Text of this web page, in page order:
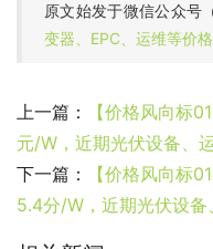
原文始发于微信公众号
变器、EPC、运维等价
上一篇：
【价格风向标
元/W，近期光伏设备、
下一篇：
【价格风向标
5.4分/W，近期光伏设